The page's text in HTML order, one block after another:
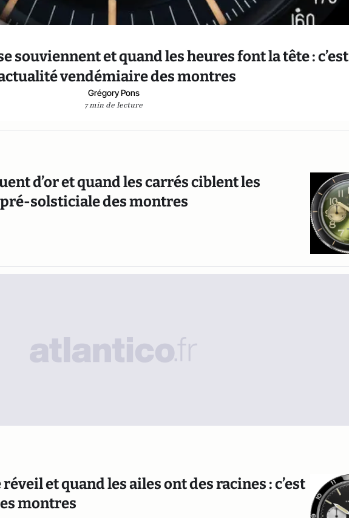
souviennent et quand les heures font la tête : c’est
vendémiaire des montres
Grégory Pons
7 min de lecture
d’or et quand les carrés ciblent les
pré-solsticiale des montres
et quand les ailes ont des racines : c’est
montres